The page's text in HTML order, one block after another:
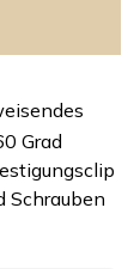
Grad
Schrauben